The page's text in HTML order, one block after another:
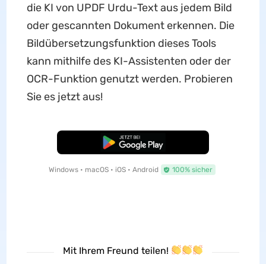
die KI von UPDF Urdu-Text aus jedem Bild
oder gescannten Dokument erkennen. Die
Bildübersetzungsfunktion dieses Tools
kann mithilfe des KI-Assistenten oder der
OCR-Funktion genutzt werden. Probieren
Sie es jetzt aus!
Kostenloser Download
Windows • macOS • iOS • Android 100% sicher
Mit Ihrem Freund teilen!